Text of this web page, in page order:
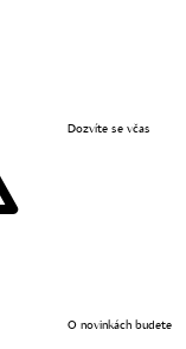
Dozvíte se včas
O novinkách budete